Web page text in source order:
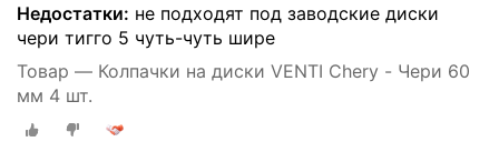
Недостатки: не подходят под заводские диски
чери тигго 5 чуть-чуть шире
Товар — Колпачки на диски VENTI Chery - Чери 60
мм 4 шт.